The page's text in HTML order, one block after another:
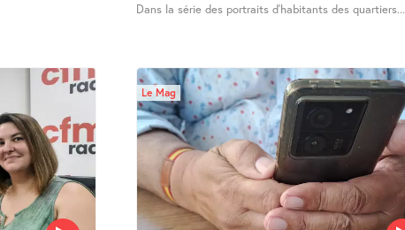
Dans la série des portraits d’habitants des quartiers...
Le Mag